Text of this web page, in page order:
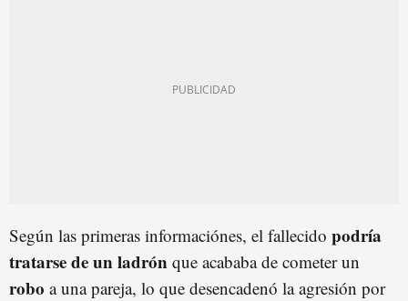
Según las primeras informaciónes, el fallecido podría
tratarse de un ladrón que acababa de cometer un
robo a una pareja, lo que desencadenó la agresión por